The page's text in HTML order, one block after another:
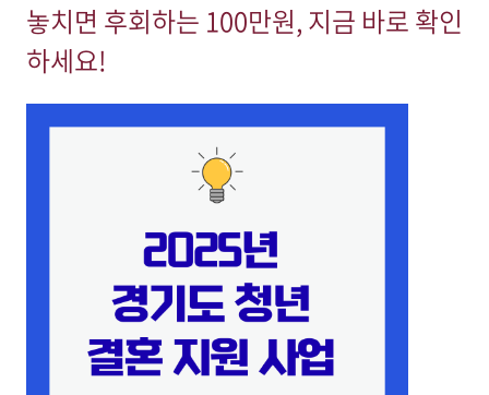
놓치면 후회하는 100만원, 지금 바로 확인
하세요!